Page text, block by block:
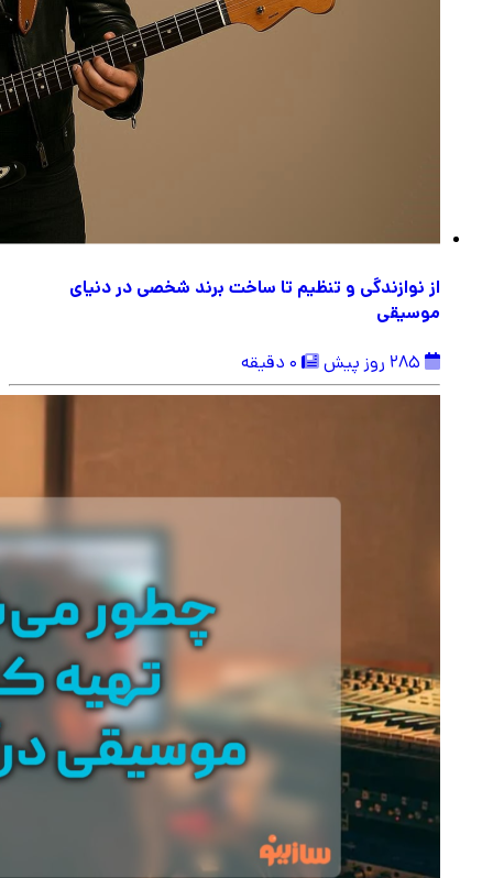
از نوازندگی و تنظیم تا ساخت برند شخصی در دنیای
موسیقی